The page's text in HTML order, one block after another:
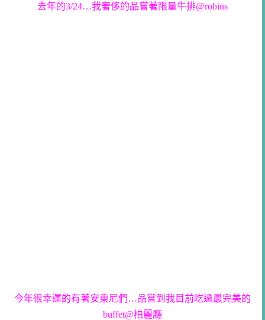
去年的3/24…我奢侈的品嘗著限量牛排@robins
今年很幸運的有著安東尼們…品嘗到我目前吃過最完美的
buffet@柏麗廳